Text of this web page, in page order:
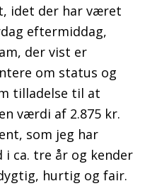
idet der har været
eftermiddag,
der vist er
om status og
tilladelse til at
værdi af 2.875 kr.
som jeg har
i ca. tre år og kender
hurtig og fair.